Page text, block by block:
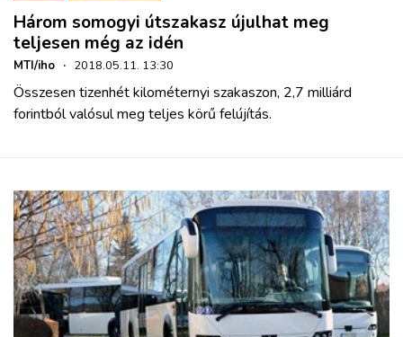
Három somogyi útszakasz újulhat meg
teljesen még az idén
MTI/iho · 2018.05.11. 13:30
Összesen tizenhét kilométernyi szakaszon, 2,7 milliárd
forintbólvalósul meg teljes körű felújítás.